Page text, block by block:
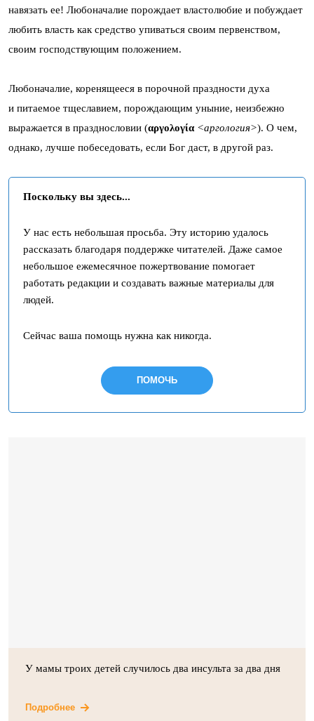
навязать ее! Любоначалие порождает властолюбие и побуждает
любить власть как средство упиваться своим первенством,
своим господствующим положением.
Любоначалие, коренящееся в порочной праздности духа
и питаемое тщеславием, порождающим уныние, неизбежно
выражается в празднословии (αργολογία <аргология>). О чем,
однако, лучше побеседовать, если Бог даст, в другой раз.
Поскольку вы здесь...
У нас есть небольшая просьба. Эту историю удалось
рассказать благодаря поддержке читателей. Даже самое
небольшое ежемесячное пожертвование помогает
работать редакции и создавать важные материалы для
людей.
Сейчас ваша помощь нужна как никогда.
ПОМОЧЬ
У мамы троих детей случилось два инсульта за два дня
Подробнее